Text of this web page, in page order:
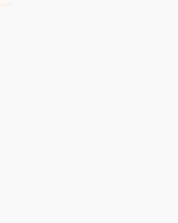
read